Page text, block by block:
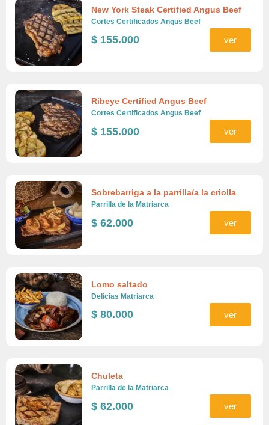
New York Steak Certified Angus Beef
Cortes Certificados Angus Beef
$ 155.000 ver
Ribeye Certified Angus Beef
Cortes Certificados Angus Beef
$ 155.000 ver
Sobrebarriga a la parrilla/a la criolla
Parrilla de la Matriarca
$ 62.000 ver
Lomo saltado
Delicias Matriarca
$ 80.000 ver
Chuleta
Parrilla de la Matriarca
$ 62.000 ver